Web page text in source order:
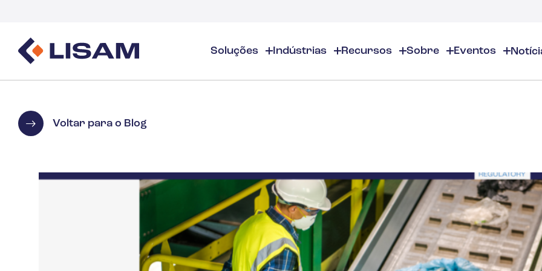
Soluções Indústrias Recursos Sobre Eventos
Product Stewardship - Visão Geral
Elaboração e distribuição de FDS
PCN e UFI
Distribuição e Gestão de
Gestão ESG
Gestão de incidentes
Detergentes Aromas e Fragrâncias
Cuidados com a Saúde Educação superior
Energia e serviços Construção
Rastreamento de volume
Guias e E-books
Justificativa de negócios
Contate-nos
Voltar para o Blog